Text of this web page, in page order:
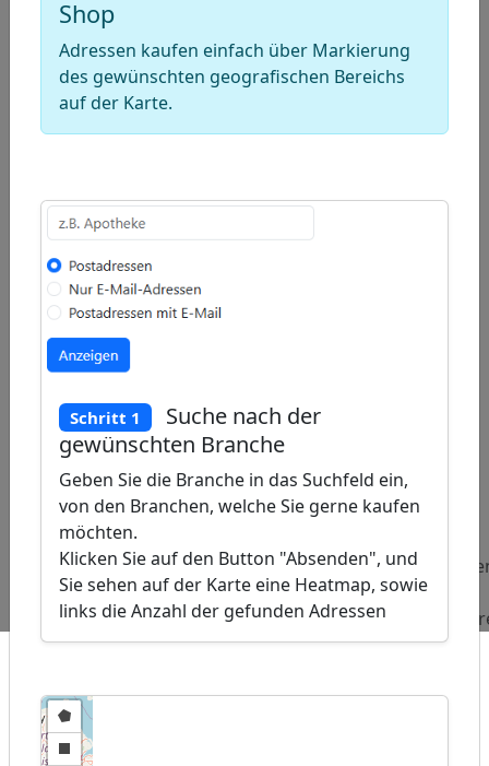
Beliebte
Abfragen:
Adressen
Medizinausrüster
Adressen
Ferienparks
Seo-
Shop
Adressen kaufen einfach über Markierung
des gewünschten geografischen Bereichs
auf der Karte.
Schritt 1
Suche nach der
gewünschten Branche
Geben Sie die Branche in das Suchfeld ein,
von den Branchen, welche Sie gerne kaufen
möchten.
Klicken Sie auf den Button "Absenden", und
Sie sehen auf der Karte eine Heatmap, sowie
links die Anzahl der gefunden Adressen